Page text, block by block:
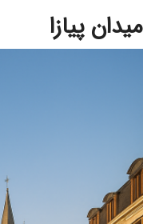
میدان پیازا